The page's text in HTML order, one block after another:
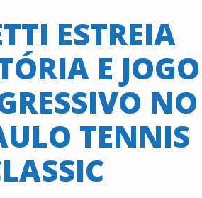
ESTREIA
E JOGO
NO
TENNIS